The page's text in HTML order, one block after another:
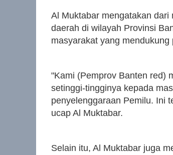
Al Muktabar mengatakan
daerah di wilayah Provinsi
masyarakat yang
"Kami (Pemprov Banten red)
setinggi-tingginya kepada
penyelenggaraan Pemilu. Ini
ucap Al Muktabar.
Selain itu, Al Muktabar juga